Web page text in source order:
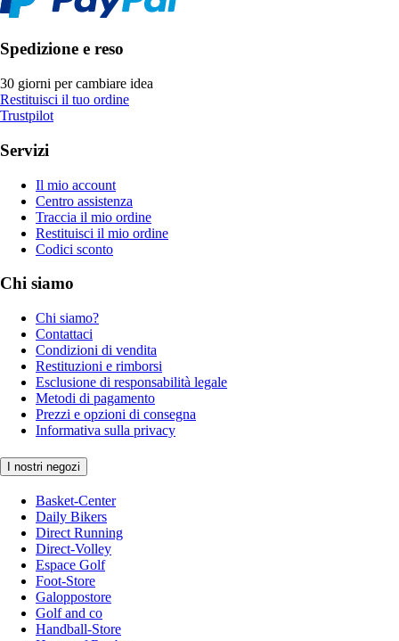
Spedizione e reso
30 giorni per cambiare idea
Restituisci il tuo ordine
Trustpilot
Servizi
Il mio account
Centro assistenza
Traccia il mio ordine
Restituisci il mio ordine
Codici sconto
Chi siamo
Chi siamo?
Contattaci
Condizioni di vendita
Restituzioni e rimborsi
Esclusione di responsabilità legale
Metodi di pagamento
Prezzi e opzioni di consegna
Informativa sulla privacy
I nostri negozi
Basket-Center
Daily Bikers
Direct Running
Direct-Volley
Espace Golf
Foot-Store
Galoppostore
Golf and co
Handball-Store